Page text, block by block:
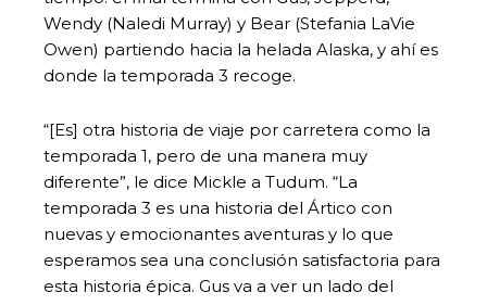
Wendy (Naledi Murray) y Bear (Stefania LaVie
Owen) partiendo hacia la helada Alaska, y ahí es
donde la temporada 3 recoge.
“[Es] otra historia de viaje por carretera como la
temporada 1, pero de una manera muy
diferente”, le dice Mickle a Tudum. “La
temporada 3 es una historia del Ártico con
nuevas y emocionantes aventuras y lo que
esperamos sea una conclusión satisfactoria para
esta historia épica. Gus va a ver un lado del